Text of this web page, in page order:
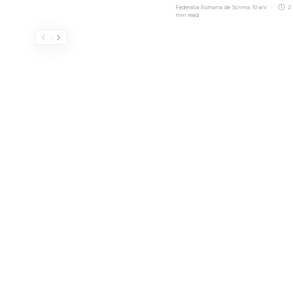
Federatia Romana de Scrima 10 ani
2
min read